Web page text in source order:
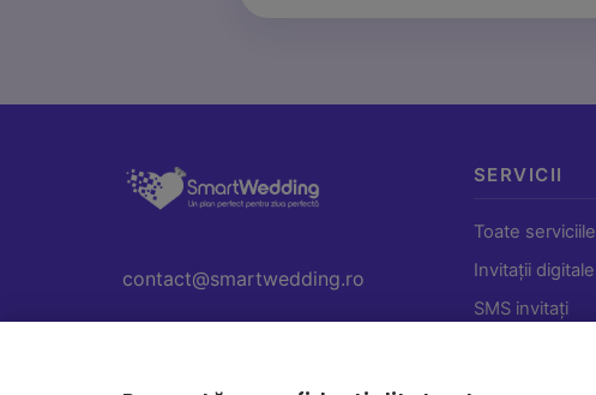
contact@smartwedding.ro
SERVICII
Toate serviciile
Invitații digitale
SMS invitați